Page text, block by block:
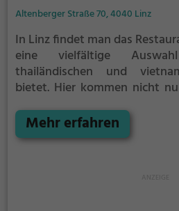
Altenberger Straße 70, 4040 Linz
In Linz findet man das
eine vielfältige
thailändischen und
bietet. Hier kommen nicht
mit einer großen Auswahl
veganen Speisen.
Mehr erfahren